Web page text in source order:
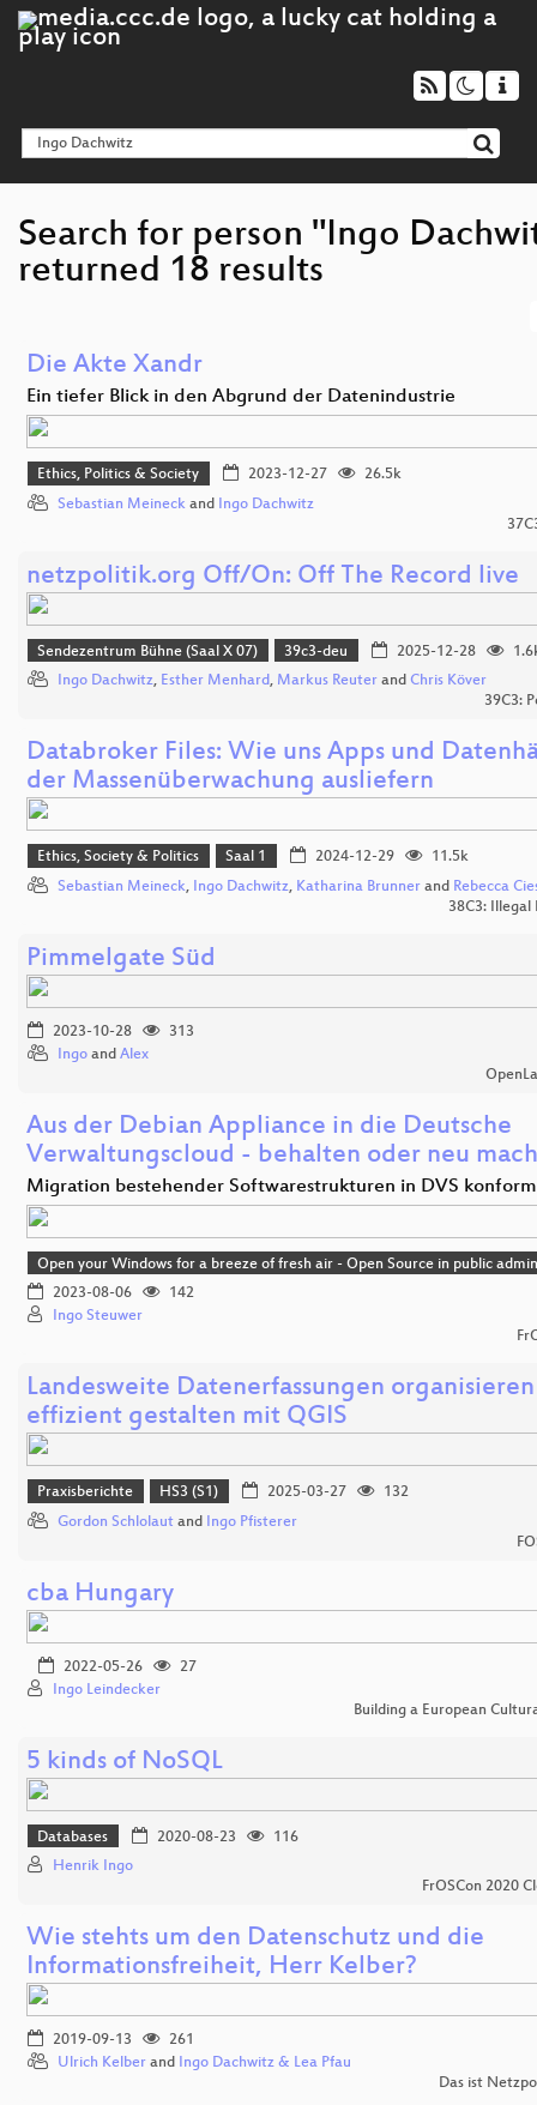
Search for person "Ingo
returned 18 results
Die Akte Xandr
Ein tiefer Blick in den Abgrund der Datenindustrie
Ethics, Politics & Society 2023-12-27
26.5k
Sebastian Meineck and
Ingo Dachwitz
netzpolitik.org Off/On: Off The Record live
Sendezentrum Bühne (Saal X 07) 39c3-deu 2025-12-28
Ingo Dachwitz, Esther Menhard, Markus Reuter and Chris Köver
39C3:
Databroker Files: Wie uns Apps und
der Massenüberwachung ausliefern
Ethics, Society & Politics Saal 1 2024-12-29
11.5k
Sebastian Meineck, Ingo Dachwitz, Katharina Brunner and Rebecca
38C3: Illegal
Pimmelgate Süd
2023-10-28
313
Ingo and Alex
Aus der Debian Appliance in die Deutsche
Verwaltungscloud - behalten oder neu
Migration bestehender Softwarestrukturen in DVS
Open your Windows for a breeze of fresh air - Open Source in public
2023-08-06
142
Ingo Steuwer
Landesweite Datenerfassungen
effizient gestalten mit QGIS
Praxisberichte HS3 (S1) 2025-03-27
132
Gordon Schlolaut and Ingo Pfisterer
cba Hungary
2022-05-26
27
Ingo Leindecker
Building a European
5 kinds of NoSQL
Databases 2020-08-23
116
Henrik Ingo
FrOSCon 2020
Wie stehts um den Datenschutz und die
Informationsfreiheit, Herr Kelber?
2019-09-13
261
Ulrich Kelber and Ingo Dachwitz & Lea Pfau
Das ist